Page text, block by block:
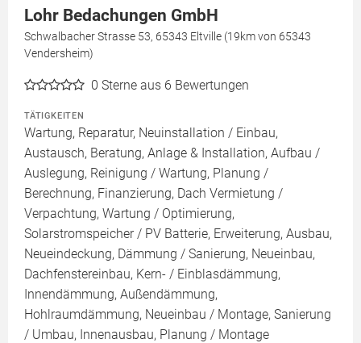
Lohr Bedachungen GmbH
Schwalbacher Strasse 53, 65343 Eltville (19km von 65343
Vendersheim)
0 Sterne aus 6 Bewertungen
TÄTIGKEITEN
Wartung, Reparatur, Neuinstallation / Einbau,
Austausch, Beratung, Anlage & Installation, Aufbau /
Auslegung, Reinigung / Wartung, Planung /
Berechnung, Finanzierung, Dach Vermietung /
Verpachtung, Wartung / Optimierung,
Solarstromspeicher / PV Batterie, Erweiterung, Ausbau,
Neueindeckung, Dämmung / Sanierung, Neueinbau,
Dachfenstereinbau, Kern- / Einblasdämmung,
Innendämmung, Außendämmung,
Hohlraumdämmung, Neueinbau / Montage, Sanierung
/ Umbau, Innenausbau, Planung / Montage